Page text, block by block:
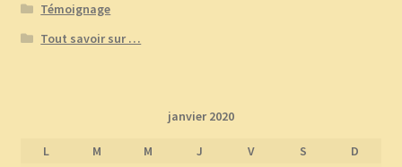
Témoignage
Tout savoir sur …
janvier 2020
L M M J V S
D